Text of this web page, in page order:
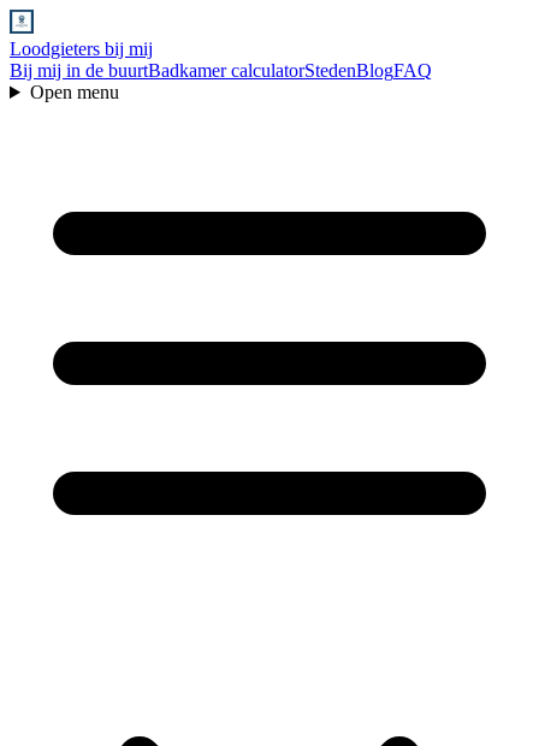
Loodgieters bij mij
Bij mij in de buurtBadkamer calculatorStedenBlogFAQ
Open menu